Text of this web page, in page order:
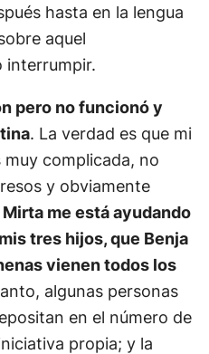
hasta en la lengua
aquel
interrumpir.
pero no funcionó y
. La verdad es que mi
complicada, no
y obviamente
Mirta me está ayudando
tres hijos, que Benja
vienen todos los
algunas personas
en el número de
propia; y la